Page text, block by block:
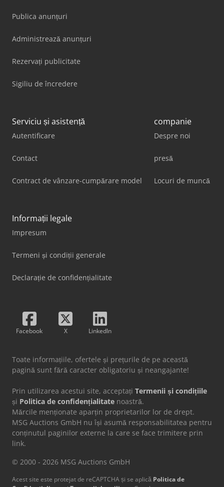
Publica anunțuri
Administrează anunțuri
Rezervați publicitate
Sigiliu de încredere
Serviciu și asistență
Autentificare
Contact
Contract de vânzare-cumpărare model
companie
Despre noi
presă
Locuri de muncă
Informații legale
Impresum
Termeni și condiții generale
Declarație de confidențialitate
Facebook X LinkedIn
Toate informațiile, ofertele și prețurile de pe această
pagină sunt fără caracter obligatoriu și neangajante!
Prin utilizarea acestui site, acceptați Termenii și condițiile
și Politica de confidențialitate noastră.
Mărcile menționate aparțin proprietarilor lor de drept.
MSG Auctions GmbH nu își asumă responsabilitatea pentru
conținutul paginilor externe la care se face trimitere prin
link.
© 2000 - 2026 MSG Auctions GmbH
Acest site este protejat de reCAPTCHA și se aplică Politica de